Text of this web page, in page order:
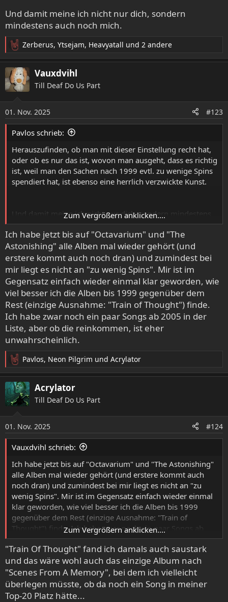
Und damit meine ich nicht nur dich, sondern
mindestens auch noch mich.
R
e
a
k
t
n
e
n
Zerberus, Ytsejam, Heavyatall und 2 andere
Vauxdvihl
Till Deaf Do Us Part
01. Nov. 2025 #123
Pavlos schrieb:
Herauszufinden, ob man mit dieser Einstellung recht hat,
oder ob es nur das ist, wovon man ausgeht, dass es richtig
ist, weil man den Sachen nach 1999 evtl. zu wenige Spins
spendiert hat, ist ebenso eine herrlich verzwickte Kunst.
Und damit meine ich nicht nur dich, sondern mindestens
auch noch mich.
Zum Vergrößern anklicken....
Ich habe jetzt bis auf "Octavarium" und "The
Astonishing" alle Alben mal wieder gehört (und
erstere kommt auch noch dran) und zumindest bei
mir liegt es nicht an "zu wenig Spins". Mir ist im
Gegensatz einfach wieder einmal klar geworden, wie
viel besser ich die Alben bis 1999 gegenüber dem
Rest (einzige Ausnahme: "Train of Thought") finde.
Ich habe zwar noch ein paar Songs ab 2005 in der
Liste, aber ob die reinkommen, ist eher
unwahrscheinlich.
R
e
a
k
t
n
e
n
Pavlos, Neon Pilgrim und Acrylator
Acrylator
Till Deaf Do Us Part
01. Nov. 2025 #124
Vauxdvihl schrieb:
Ich habe jetzt bis auf "Octavarium" und "The Astonishing"
alle Alben mal wieder gehört (und erstere kommt auch
noch dran) und zumindest bei mir liegt es nicht an "zu
wenig Spins". Mir ist im Gegensatz einfach wieder einmal
klar geworden, wie viel besser ich die Alben bis 1999
gegenüber dem Rest (einzige Ausnahme: "Train of
Thought") finde. Ich habe zwar noch ein paar Songs ab
2005 in der Liste, aber ob die reinkommen, ist eher
unwahrscheinlich.
Zum Vergrößern anklicken....
"Train Of Thought" fand ich damals auch saustark
und das wäre wohl auch das einzige Album nach
"Scenes From A Memory", bei dem ich vielleicht
überlegen müsste, ob da noch ein Song in meiner
Top-20 Platz hätte...